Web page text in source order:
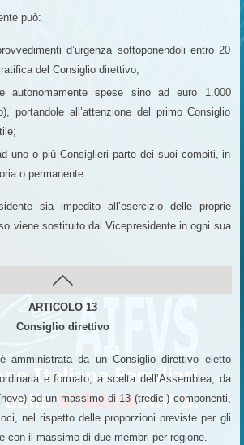
può:
d’urgenza sottoponendoli entro 20
del Consiglio direttivo;
autonomamente spese sino ad euro 1.000
portandole all’attenzione del primo Consiglio
uno o più Consiglieri parte dei suoi compiti, in
o permanente.
sia impedito all’esercizio delle proprie
viene sostituito dal Vicepresidente in ogni sua
ARTICOLO 13
Consiglio direttivo
è amministrata da un Consiglio direttivo eletto
e formato, a scelta dell’Assemblea, da
ad un massimo di 13 (tredici) componenti,
nel rispetto delle proporzioni previste per gli
con il massimo di due membri per regione.